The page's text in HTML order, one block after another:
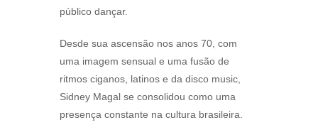
público dançar.
Desde sua ascensão nos anos 70, com
uma imagem sensual e uma fusão de
ritmos ciganos, latinos e da disco music,
Sidney Magal se consolidou como uma
presença constante na cultura brasileira.